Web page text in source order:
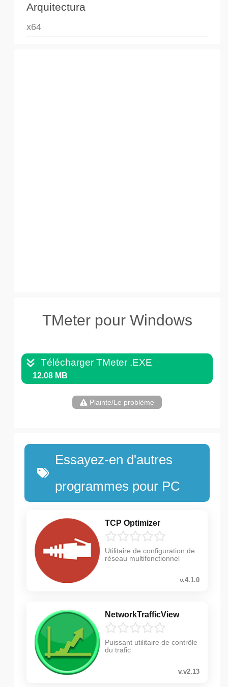
Arquitectura
x64
TMeter pour Windows
Télécharger TMeter .EXE
12.08 MB
Plainte/Le problème
Essayez-en d'autres
programmes pour PC
TCP Optimizer
Utilitaire de configuration de
réseau multifonctionnel
v.4.1.0
NetworkTrafficView
Puissant utilitaire de contrôle
du trafic
v.v2.13